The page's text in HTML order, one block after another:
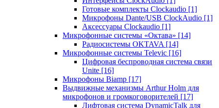
Готовые комплекты Clockaudio [1]
Микрофоны Dante/USB ClockAudio [1]
Аксессуары Clockaudio [1]
Микрофонные системы «Октава» [14]
Радиосистемы OKTAVA [14]
Микрофонные системы Televic [16]
Цифровая беспроводная система связи
Unite [16]
Микрофоны Biamp [17]
Выдвижные механизмы Arthur Holm для
микрофонов и громкоговорителей [17]
Лифтовая система DynamicTalk для